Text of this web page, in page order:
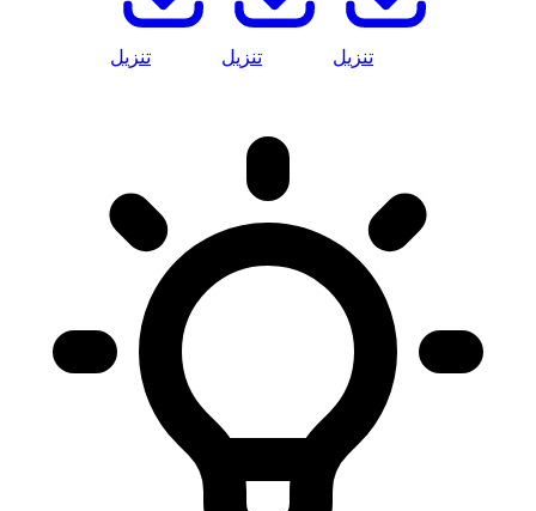
تنزيل تنزيل تنزيل